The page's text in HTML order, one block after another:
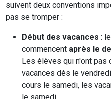
suivent deux conventions
pas se tromper :
Début des vacances :
commencent après le
Les élèves qui n'ont
vacances dès le
cours le samedi, les
le samedi.